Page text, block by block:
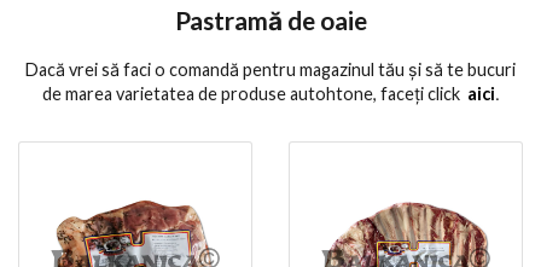
Pastramă de oaie
Dacă vrei să faci o comandă pentru magazinul tău și să te bucuri
de marea varietatea de produse autohtone, faceți click aici․